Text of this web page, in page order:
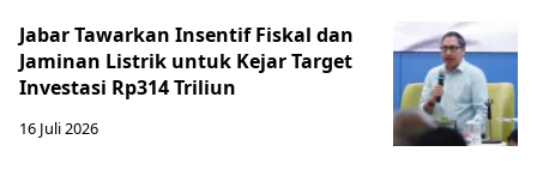
Jabar Tawarkan Insentif Fiskal dan
Jaminan Listrik untuk Kejar Target
Investasi Rp314 Triliun
16 Juli 2026